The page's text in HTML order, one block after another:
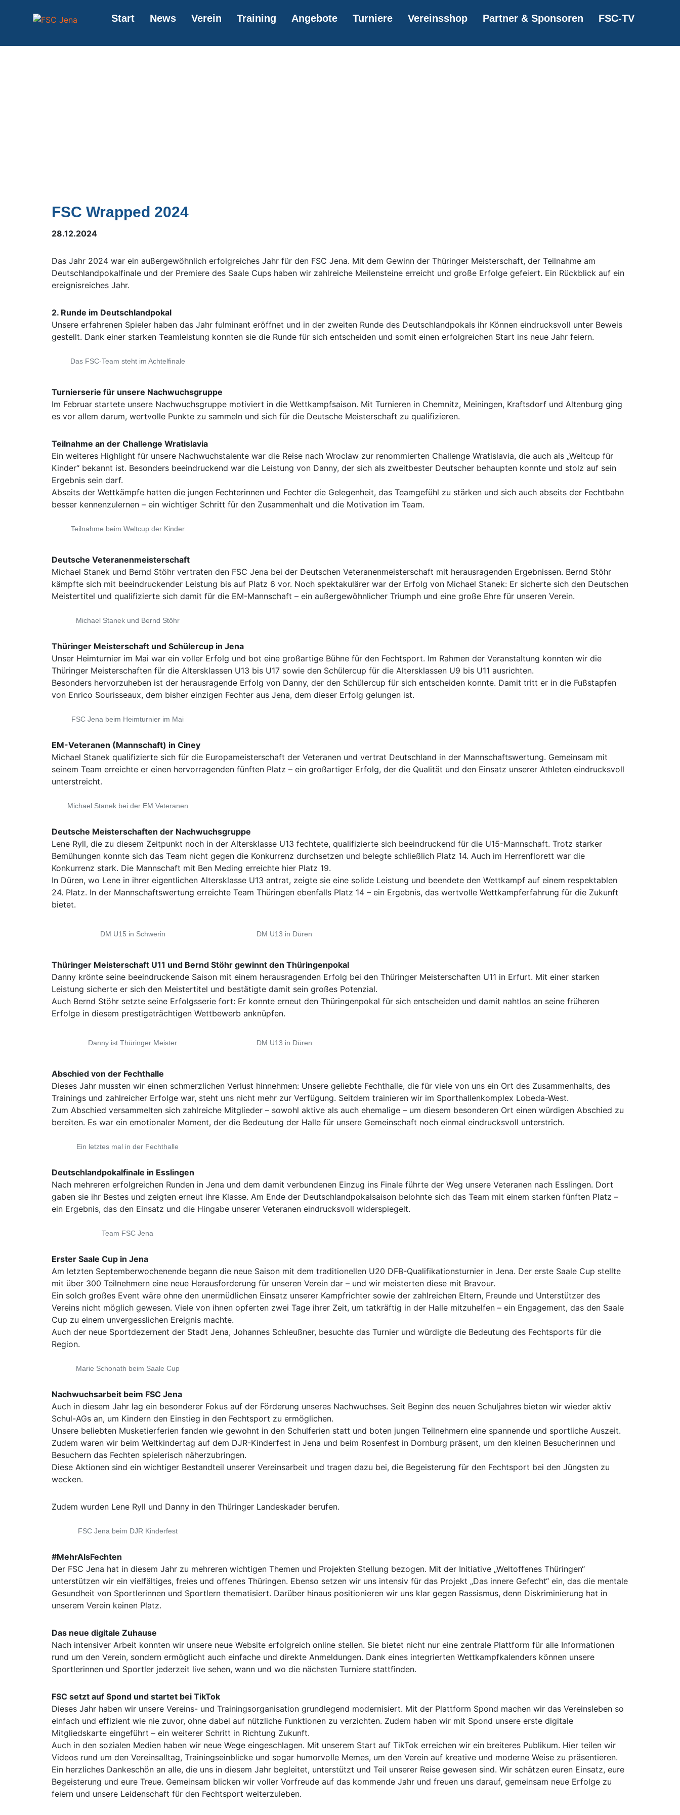
Start News Verein Training Angebote Turniere Vereinsshop Partner & Sponsoren FSC-TV
FSC Wrapped 2024
28.12.2024
Das Jahr 2024 war ein außergewöhnlich erfolgreiches Jahr für den FSC Jena. Mit dem Gewinn der Thüringer Meisterschaft, der Teilnahme am
Deutschlandpokalfinale und der Premiere des Saale Cups haben wir zahlreiche Meilensteine erreicht und große Erfolge gefeiert. Ein Rückblick auf ein
ereignisreiches Jahr.
2. Runde im Deutschlandpokal
Unsere erfahrenen Spieler haben das Jahr fulminant eröffnet und in der zweiten Runde des Deutschlandpokals ihr Können eindrucksvoll unter Beweis
gestellt. Dank einer starken Teamleistung konnten sie die Runde für sich entscheiden und somit einen erfolgreichen Start ins neue Jahr feiern.
Das FSC-Team steht im Achtelfinale
Turnierserie für unsere Nachwuchsgruppe
Im Februar startete unsere Nachwuchsgruppe motiviert in die Wettkampfsaison. Mit Turnieren in Chemnitz, Meiningen, Kraftsdorf und Altenburg ging
es vor allem darum, wertvolle Punkte zu sammeln und sich für die Deutsche Meisterschaft zu qualifizieren.
Teilnahme an der Challenge Wratislavia
Ein weiteres Highlight für unsere Nachwuchstalente war die Reise nach Wroclaw zur renommierten Challenge Wratislavia, die auch als „Weltcup für
Kinder“ bekannt ist. Besonders beeindruckend war die Leistung von Danny, der sich als zweitbester Deutscher behaupten konnte und stolz auf sein
Ergebnis sein darf.
Abseits der Wettkämpfe hatten die jungen Fechterinnen und Fechter die Gelegenheit, das Teamgefühl zu stärken und sich auch abseits der Fechtbahn
besser kennenzulernen – ein wichtiger Schritt für den Zusammenhalt und die Motivation im Team.
Teilnahme beim Weltcup der Kinder
Deutsche Veteranenmeisterschaft
Michael Stanek und Bernd Stöhr vertraten den FSC Jena bei der Deutschen Veteranenmeisterschaft mit herausragenden Ergebnissen. Bernd Stöhr
kämpfte sich mit beeindruckender Leistung bis auf Platz 6 vor. Noch spektakulärer war der Erfolg von Michael Stanek: Er sicherte sich den Deutschen
Meistertitel und qualifizierte sich damit für die EM-Mannschaft – ein außergewöhnlicher Triumph und eine große Ehre für unseren Verein.
Michael Stanek und Bernd Stöhr
Thüringer Meisterschaft und Schülercup in Jena
Unser Heimturnier im Mai war ein voller Erfolg und bot eine großartige Bühne für den Fechtsport. Im Rahmen der Veranstaltung konnten wir die
Thüringer Meisterschaften für die Altersklassen U13 bis U17 sowie den Schülercup für die Altersklassen U9 bis U11 ausrichten.
Besonders hervorzuheben ist der herausragende Erfolg von Danny, der den Schülercup für sich entscheiden konnte. Damit tritt er in die Fußstapfen
von Enrico Sourisseaux, dem bisher einzigen Fechter aus Jena, dem dieser Erfolg gelungen ist.
FSC Jena beim Heimturnier im Mai
EM-Veteranen (Mannschaft) in Ciney
Michael Stanek qualifizierte sich für die Europameisterschaft der Veteranen und vertrat Deutschland in der Mannschaftswertung. Gemeinsam mit
seinem Team erreichte er einen hervorragenden fünften Platz – ein großartiger Erfolg, der die Qualität und den Einsatz unserer Athleten eindrucksvoll
unterstreicht.
Michael Stanek bei der EM Veteranen
Deutsche Meisterschaften der Nachwuchsgruppe
Lene Ryll, die zu diesem Zeitpunkt noch in der Altersklasse U13 fechtete, qualifizierte sich beeindruckend für die U15-Mannschaft. Trotz starker
Bemühungen konnte sich das Team nicht gegen die Konkurrenz durchsetzen und belegte schließlich Platz 14. Auch im Herrenflorett war die
Konkurrenz stark. Die Mannschaft mit Ben Meding erreichte hier Platz 19.
In Düren, wo Lene in ihrer eigentlichen Altersklasse U13 antrat, zeigte sie eine solide Leistung und beendete den Wettkampf auf einem respektablen
24. Platz. In der Mannschaftswertung erreichte Team Thüringen ebenfalls Platz 14 – ein Ergebnis, das wertvolle Wettkampferfahrung für die Zukunft
bietet.
DM U15 in Schwerin DM U13 in Düren
Thüringer Meisterschaft U11 und Bernd Stöhr gewinnt den Thüringenpokal
Danny krönte seine beeindruckende Saison mit einem herausragenden Erfolg bei den Thüringer Meisterschaften U11 in Erfurt. Mit einer starken
Leistung sicherte er sich den Meistertitel und bestätigte damit sein großes Potenzial.
Auch Bernd Stöhr setzte seine Erfolgsserie fort: Er konnte erneut den Thüringenpokal für sich entscheiden und damit nahtlos an seine früheren
Erfolge in diesem prestigeträchtigen Wettbewerb anknüpfen.
Danny ist Thüringer Meister DM U13 in Düren
Abschied von der Fechthalle
Dieses Jahr mussten wir einen schmerzlichen Verlust hinnehmen: Unsere geliebte Fechthalle, die für viele von uns ein Ort des Zusammenhalts, des
Trainings und zahlreicher Erfolge war, steht uns nicht mehr zur Verfügung. Seitdem trainieren wir im Sporthallenkomplex Lobeda-West.
Zum Abschied versammelten sich zahlreiche Mitglieder – sowohl aktive als auch ehemalige – um diesem besonderen Ort einen würdigen Abschied zu
bereiten. Es war ein emotionaler Moment, der die Bedeutung der Halle für unsere Gemeinschaft noch einmal eindrucksvoll unterstrich.
Ein letztes mal in der Fechthalle
Deutschlandpokalfinale in Esslingen
Nach mehreren erfolgreichen Runden in Jena und dem damit verbundenen Einzug ins Finale führte der Weg unsere Veteranen nach Esslingen. Dort
gaben sie ihr Bestes und zeigten erneut ihre Klasse. Am Ende der Deutschlandpokalsaison belohnte sich das Team mit einem starken fünften Platz –
ein Ergebnis, das den Einsatz und die Hingabe unserer Veteranen eindrucksvoll widerspiegelt.
Team FSC Jena
Erster Saale Cup in Jena
Am letzten Septemberwochenende begann die neue Saison mit dem traditionellen U20 DFB-Qualifikationsturnier in Jena. Der erste Saale Cup stellte
mit über 300 Teilnehmern eine neue Herausforderung für unseren Verein dar – und wir meisterten diese mit Bravour.
Ein solch großes Event wäre ohne den unermüdlichen Einsatz unserer Kampfrichter sowie der zahlreichen Eltern, Freunde und Unterstützer des
Vereins nicht möglich gewesen. Viele von ihnen opferten zwei Tage ihrer Zeit, um tatkräftig in der Halle mitzuhelfen – ein Engagement, das den Saale
Cup zu einem unvergesslichen Ereignis machte.
Auch der neue Sportdezernent der Stadt Jena, Johannes Schleußner, besuchte das Turnier und würdigte die Bedeutung des Fechtsports für die
Region.
Marie Schonath beim Saale Cup
Nachwuchsarbeit beim FSC Jena
Auch in diesem Jahr lag ein besonderer Fokus auf der Förderung unseres Nachwuchses. Seit Beginn des neuen Schuljahres bieten wir wieder aktiv
Schul-AGs an, um Kindern den Einstieg in den Fechtsport zu ermöglichen.
Unsere beliebten Musketierferien fanden wie gewohnt in den Schulferien statt und boten jungen Teilnehmern eine spannende und sportliche Auszeit.
Zudem waren wir beim Weltkindertag auf dem DJR-Kinderfest in Jena und beim Rosenfest in Dornburg präsent, um den kleinen Besucherinnen und
Besuchern das Fechten spielerisch näherzubringen.
Diese Aktionen sind ein wichtiger Bestandteil unserer Vereinsarbeit und tragen dazu bei, die Begeisterung für den Fechtsport bei den Jüngsten zu
wecken.
Zudem wurden Lene Ryll und Danny in den Thüringer Landeskader berufen.
FSC Jena beim DJR Kinderfest
#MehrAlsFechten
Der FSC Jena hat in diesem Jahr zu mehreren wichtigen Themen und Projekten Stellung bezogen. Mit der Initiative „Weltoffenes Thüringen“
unterstützen wir ein vielfältiges, freies und offenes Thüringen. Ebenso setzen wir uns intensiv für das Projekt „Das innere Gefecht“ ein, das die mentale
Gesundheit von Sportlerinnen und Sportlern thematisiert. Darüber hinaus positionieren wir uns klar gegen Rassismus, denn Diskriminierung hat in
unserem Verein keinen Platz.
Das neue digitale Zuhause
Nach intensiver Arbeit konnten wir unsere neue Website erfolgreich online stellen. Sie bietet nicht nur eine zentrale Plattform für alle Informationen
rund um den Verein, sondern ermöglicht auch einfache und direkte Anmeldungen. Dank eines integrierten Wettkampfkalenders können unsere
Sportlerinnen und Sportler jederzeit live sehen, wann und wo die nächsten Turniere stattfinden.
FSC setzt auf Spond und startet bei TikTok
Dieses Jahr haben wir unsere Vereins- und Trainingsorganisation grundlegend modernisiert. Mit der Plattform Spond machen wir das Vereinsleben so
einfach und effizient wie nie zuvor, ohne dabei auf nützliche Funktionen zu verzichten. Zudem haben wir mit Spond unsere erste digitale
Mitgliedskarte eingeführt – ein weiterer Schritt in Richtung Zukunft.
Auch in den sozialen Medien haben wir neue Wege eingeschlagen. Mit unserem Start auf TikTok erreichen wir ein breiteres Publikum. Hier teilen wir
Videos rund um den Vereinsalltag, Trainingseinblicke und sogar humorvolle Memes, um den Verein auf kreative und moderne Weise zu präsentieren.
Ein herzliches Dankeschön an alle, die uns in diesem Jahr begleitet, unterstützt und Teil unserer Reise gewesen sind. Wir schätzen euren Einsatz, eure
Begeisterung und eure Treue. Gemeinsam blicken wir voller Vorfreude auf das kommende Jahr und freuen uns darauf, gemeinsam neue Erfolge zu
feiern und unsere Leidenschaft für den Fechtsport weiterzuleben.